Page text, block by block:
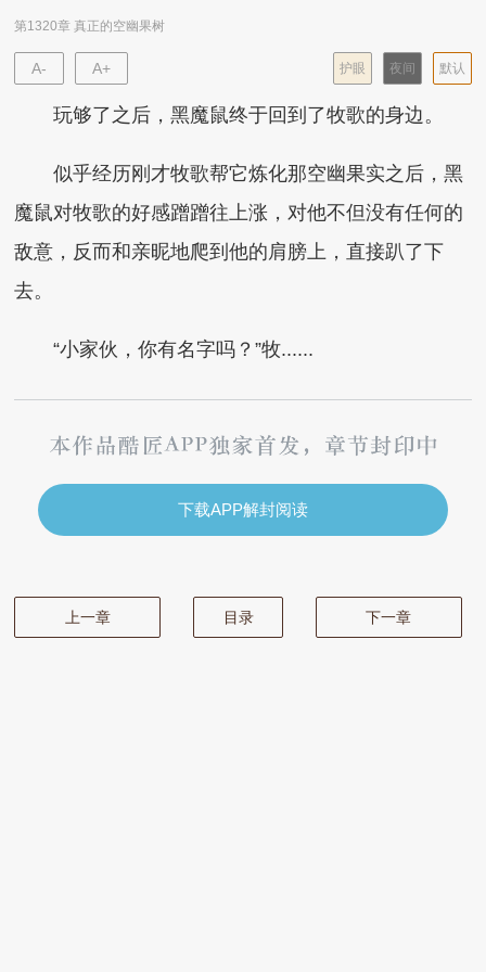
第1320章 真正的空幽果树
A- A+ 默认
夜间
护眼
玩够了之后，黑魔鼠终于回到了牧歌的身边。
似乎经历刚才牧歌帮它炼化那空幽果实之后，黑
魔鼠对牧歌的好感蹭蹭往上涨，对他不但没有任何的
敌意，反而和亲昵地爬到他的肩膀上，直接趴了下
去。
“小家伙，你有名字吗？”牧......
下载APP解封阅读
上一章 目录 下一章